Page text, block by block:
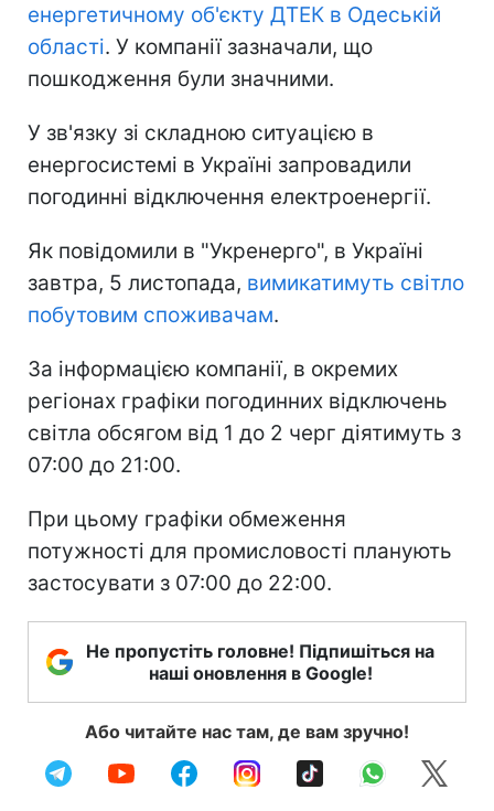
енергетичному об'єкту ДТЕК в Одеській
області. У компанії зазначали, що
пошкодження були значними.
У зв'язку зі складною ситуацією в
енергосистемі в Україні запровадили
погодинні відключення електроенергії.
Як повідомили в "Укренерго", в Україні
завтра, 5 листопада, вимикатимуть світло
побутовим споживачам.
За інформацією компанії, в окремих
регіонах графіки погодинних відключень
світла обсягом від 1 до 2 черг діятимуть з
07:00 до 21:00.
При цьому графіки обмеження
потужності для промисловості планують
застосувати з 07:00 до 22:00.
Не пропустіть головне! Підпишіться на
наші оновлення в Google!
Або читайте нас там, де вам зручно!